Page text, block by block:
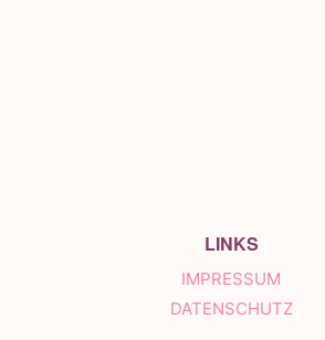
LINKS
IMPRESSUM
DATENSCHUTZ